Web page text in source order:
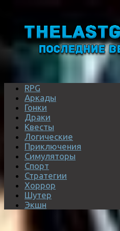
RPG
Аркады
Гонки
Драки
Квесты
Логические
Приключения
Симуляторы
Спорт
Стратегии
Хоррор
Шутер
Экшн